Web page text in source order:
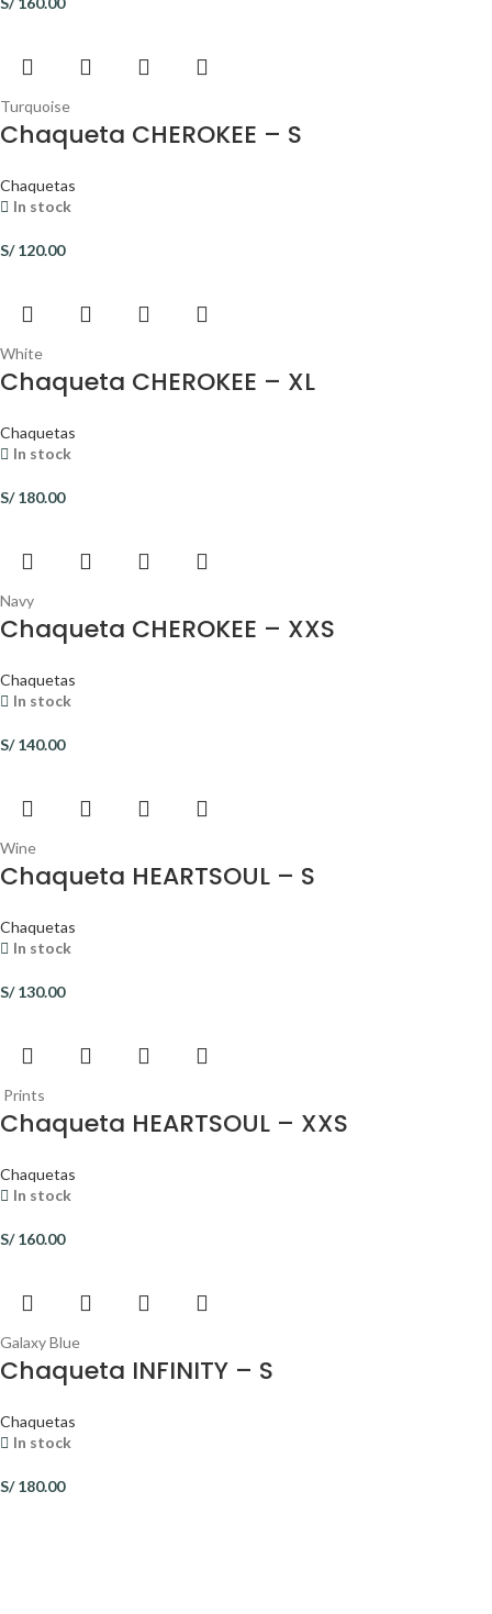
Turquoise
Chaqueta CHEROKEE – S
Chaquetas
In stock
S/120.00
White
Chaqueta CHEROKEE – XL
Chaquetas
In stock
S/180.00
Navy
Chaqueta CHEROKEE – XXS
Chaquetas
In stock
S/140.00
Wine
Chaqueta HEARTSOUL – S
Chaquetas
In stock
S/130.00
Prints
Chaqueta HEARTSOUL – XXS
Chaquetas
In stock
S/160.00
Galaxy Blue
Chaqueta INFINITY – S
Chaquetas
In stock
S/180.00